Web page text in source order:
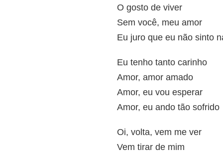
O gosto de viver
Sem você, meu amor
Eu juro que eu não sinto
Eu tenho tanto carinho
Amor, amor amado
Amor, eu vou esperar
Amor, eu ando tão sofrido
Oi, volta, vem me ver
Vem tirar de mim